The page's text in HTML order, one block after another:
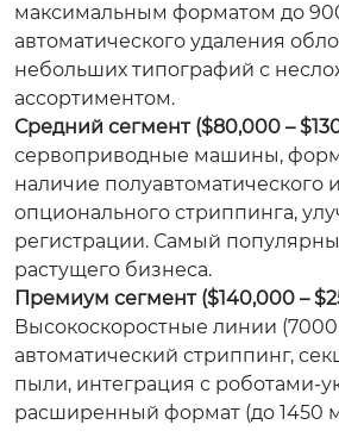
максимальным форматом до
автоматического удаления
небольших типографий с
ассортиментом.
Средний сегмент ($80,000 –
сервоприводные машины,
наличие полуавтоматического
опционального стриппинга,
регистрации. Самый
растущего бизнеса.
Премиум сегмент ($140,000 –
Высокоскоростные линии
автоматический стриппинг,
пыли, интеграция с роботами-
расширенный формат (до 1450